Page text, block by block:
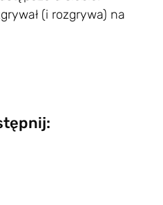
(i rozgrywa) na